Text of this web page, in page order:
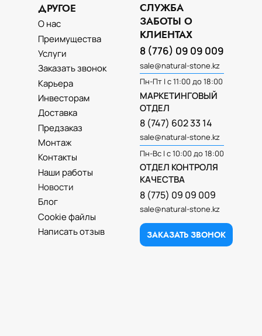
ДРУГОЕ
О нас
Преимущества
Услуги
Заказать звонок
Карьера
Инвесторам
Доставка
Предзаказ
Монтаж
Контакты
Наши работы
Новости
Блог
Cookie файлы
Написать отзыв
СЛУЖБА
ЗАБОТЫ О
КЛИЕНТАХ
8 (776) 09 09 009
sale@natural-stone.kz
Пн-Пт | с 11:00 до 18:00
МАРКЕТИНГОВЫЙ
ОТДЕЛ
8 (747) 602 33 14
sale@natural-stone.kz
Пн-Вс | с 10:00 до 18:00
ОТДЕЛ КОНТРОЛЯ
КАЧЕСТВА
8 (775) 09 09 009
sale@natural-stone.kz
ЗАКАЗАТЬ ЗВОНОК